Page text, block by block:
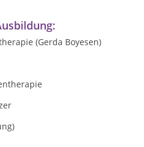
(Gerda Boyesen)